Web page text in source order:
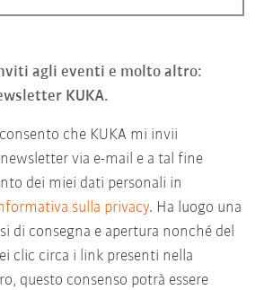
agli eventi e molto altro:
KUKA.
che KUKA mi invii
via e-mail e a tal fine
dei miei dati personali in
sulla privacy. Ha luogo una
di consegna e apertura nonché del
clic circa i link presenti nella
questo consenso potrà essere